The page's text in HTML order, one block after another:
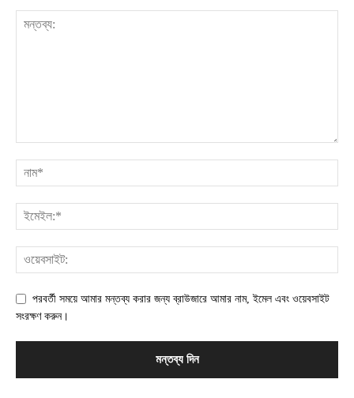
পরবর্তী সময়ে আমার মন্তব্য করার জন্য ব্রাউজারে আমার নাম, ইমেল এবং ওয়েবসাইট
সংরক্ষণ করুন।